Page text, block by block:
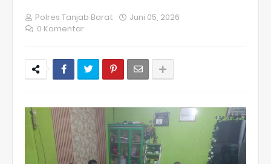
Polres Tanjab Barat
Juni 05, 2026
0 Komentar